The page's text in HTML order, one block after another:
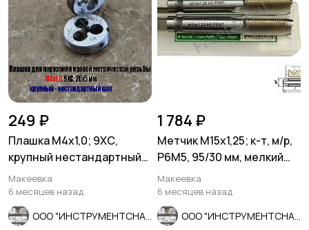
249 ₽
Плашка М4х1,0; 9ХС,
крупный нестандартный
шаг, 20/5 мм.
Макеевка
6 месяцев назад
1 784 ₽
Метчик М15х1,25; к-т, м/р,
Р6М5, 95/30 мм, мелкий
шаг, ГОСТ 3266-81.
Макеевка
6 месяцев назад